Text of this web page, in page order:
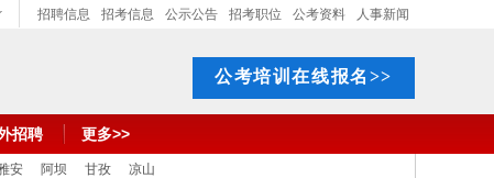
招聘信息 招考信息 公示公告 招考职位 公考资料 人事新闻
公考培训在线报名>>
招聘 更多>>
安 阿坝 甘孜 凉山